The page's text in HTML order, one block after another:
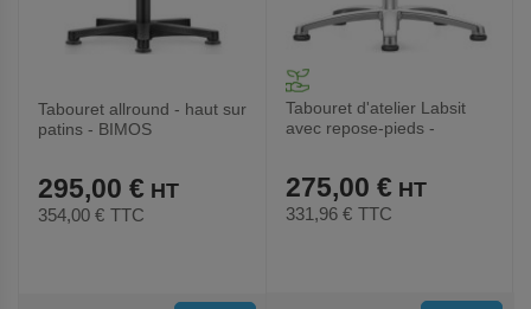
Tabouret allround - haut sur
patins - BIMOS
295,00 €
354,00 € TTC
Tabouret d'atelier Labsit
avec repose-pieds -
275,00 €
331,96 € TTC